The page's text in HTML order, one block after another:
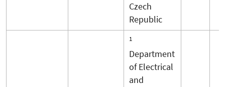
Czech
Republic
1
Department
of Electrical
and